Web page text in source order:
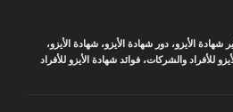
شهادة الأيزو،دور شهادة الأيزو،شهادة الأيزو،
للأفراد والشركات،فوائد شهادة الأيزو للأفراد